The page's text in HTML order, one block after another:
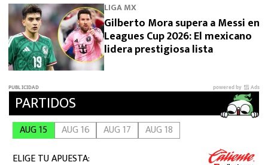
LIGA MX
Gilberto Mora supera a Messi en
Leagues Cup 2026: El mexicano
lidera prestigiosa lista